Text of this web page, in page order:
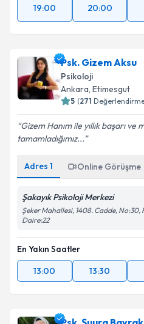
19:00 20:00
Psk. Gizem Aksu
Psikoloji
Ankara, Etimesgut
5 (271
Gizem Hanım ile yıllık başarı ve
tamamladığımız...
Adres 1 Online Görüşme
Şakayık Psikoloji Merkezi
Şeker Mahallesi, 1408. Cadde, No:30,
Daire:22
En Yakın Saatler
13:00
13:30